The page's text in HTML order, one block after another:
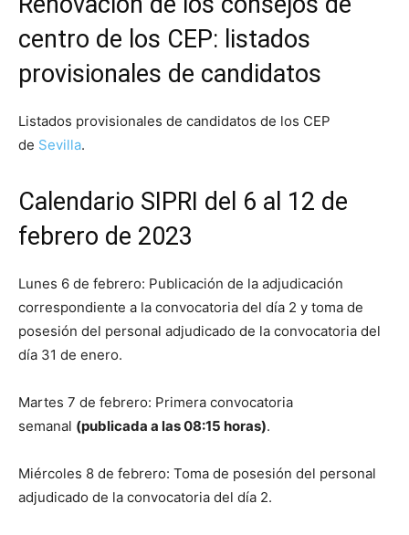
centro de los CEP: listados
provisionales de candidatos
Listados provisionales de candidatos de los CEP
de Sevilla.
Calendario SIPRI del 6 al 12 de
febrero de 2023
Lunes 6 de febrero: Publicación de la adjudicación
correspondiente a la convocatoria del día 2 y toma de
posesión del personal adjudicado de la convocatoria del
día 31 de enero.
Martes 7 de febrero: Primera convocatoria
semanal (publicada a las 08:15 horas).
Miércoles 8 de febrero: Toma de posesión del personal
adjudicado de la convocatoria del día 2.